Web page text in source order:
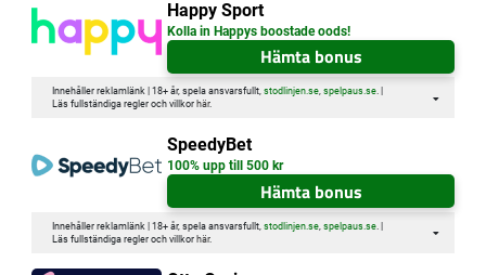
Happy Sport
Kolla in Happys boostade oods!
Hämta bonus
Innehåller reklamlänk | 18+ år, spela ansvarsfullt, stodlinjen.se, spelpaus.se. |
Läs fullständiga regler och villkor här.
SpeedyBet
100% upp till 500 kr
Hämta bonus
Innehåller reklamlänk | 18+ år, spela ansvarsfullt, stodlinjen.se, spelpaus.se. |
Läs fullständiga regler och villkor här.